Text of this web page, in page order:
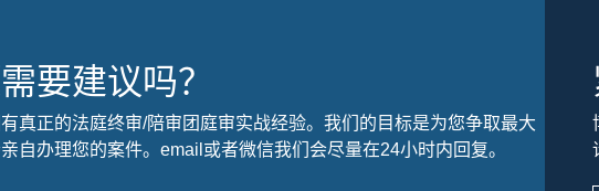
要建议吗？
真正的法庭终审/陪审团庭审实战经验。我们的目标是为您争取最大
自办理您的案件。email或者微信我们会尽量在24小时内回复。